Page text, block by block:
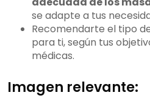
se adapte a tus
Recomendarte el tipo
para ti, según tus
médicas.
Imagen relevante: